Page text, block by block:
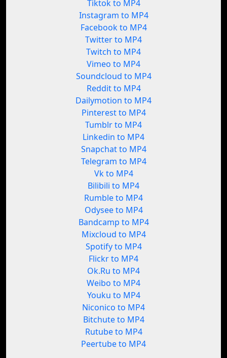
Tiktok to MP4
Instagram to MP4
Facebook to MP4
Twitter to MP4
Twitch to MP4
Vimeo to MP4
Soundcloud to MP4
Reddit to MP4
Dailymotion to MP4
Pinterest to MP4
Tumblr to MP4
Linkedin to MP4
Snapchat to MP4
Telegram to MP4
Vk to MP4
Bilibili to MP4
Rumble to MP4
Odysee to MP4
Bandcamp to MP4
Mixcloud to MP4
Spotify to MP4
Flickr to MP4
Ok.Ru to MP4
Weibo to MP4
Youku to MP4
Niconico to MP4
Bitchute to MP4
Rutube to MP4
Peertube to MP4